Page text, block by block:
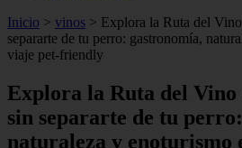
Inicio > vinos > Explora la Ruta del
separarte de tu perro: gastronomía,
viaje pet‑friendly
Explora la Ruta del Vino
sin separarte de tu
naturaleza y enoturismo